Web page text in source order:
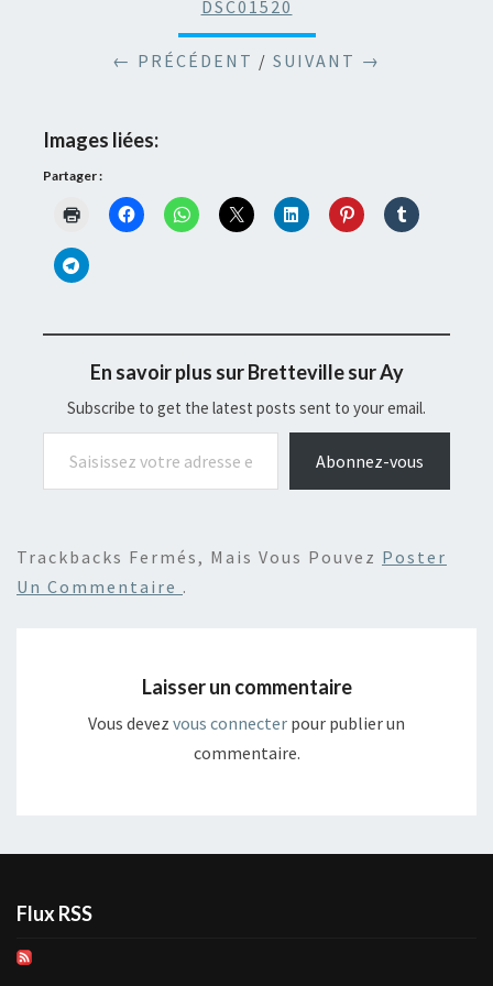
DSC01520
← PRÉCÉDENT / SUIVANT →
Images liées:
Partager :
En savoir plus sur Bretteville sur Ay
Subscribe to get the latest posts sent to your email.
Saisissez votre adresse e-mail…
Abonnez-vous
Trackbacks Fermés, Mais Vous Pouvez Poster
Un Commentaire .
Laisser un commentaire
Vous devez vous connecter pour publier un
commentaire.
Flux RSS